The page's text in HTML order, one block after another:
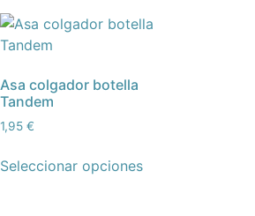
Asa colgador botella
Tandem
1,95 €
Seleccionar opciones